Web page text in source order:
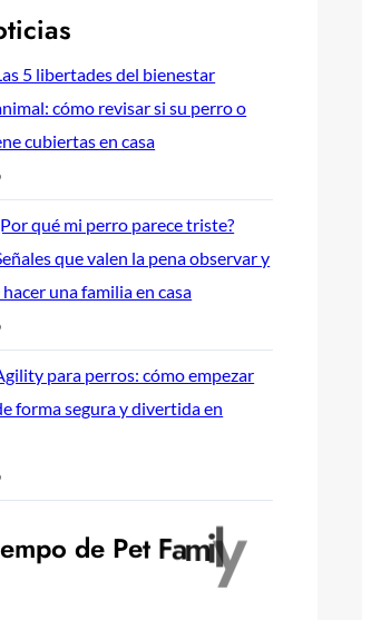
5 libertades del bienestar
cómo revisar si su perro o
cubiertas en casa
qué mi perro parece triste?
que valen la pena observar y
una familia en casa
para perros: cómo empezar
forma segura y divertida en
empo de Pet Family